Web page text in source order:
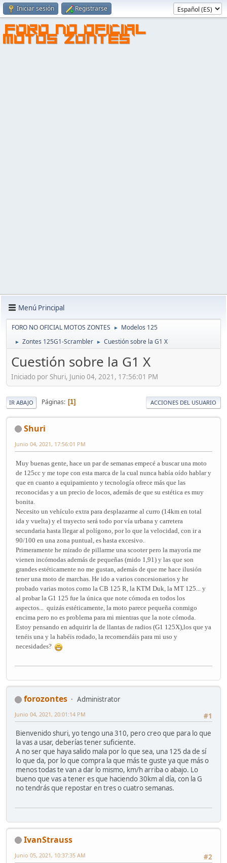
Iniciar sesión Registrarse
FORO NO OFICIAL
MOTOS ZONTES
Menú Principal
FORO NO OFICIAL MOTOS ZONTES ► Modelos 125
► Zontes 125G1-Scrambler ► Cuestión sobre la G1 X
Cuestión sobre la G1 X
Iniciado por Shuri, Junio 04, 2021, 17:56:01 PM
IR ABAJO Páginas 1 ACCIONES DEL USUARIO
Shuri
Junio 04, 2021, 17:56:01 PM
Muy buenas gente, hace un par de semanas empecé a buscar una moto
de 125cc y me tope con esta marca de la cual nunca había oído hablar y
que en cuanto a equipamiento y tecnología ofrece más que las
reconocidas y a un precio de locos, además de que su estética es muy
bonita.
Necesito un vehículo extra para desplazarme al curro (14km en total
ida y vuelta) y el trayecto será todo por vía urbana y carretera
secundaria hasta llegar al polígono, por lo que la velocidad, con ir a
90/100 en una zona puntual, es hasta excesivo.
Primeramente he mirado de pillarme una scooter pero la mayoría me
vienen incómodas además de pequeñas (mido 1,91) y las que son
grandes estéticamente no me gustan, además de que me hace ilusión
tener una moto de marchas. He ido a varios concesionarios y he
probado varias motos como la CB 125 R, la KTM Duk, la MT 125... y
al probar la G1 125 fue la única que note cómoda en todos los
aspectos... quizás estéticamente, la moto parece pequeña conmigo
encima pero no es problema para mi mientras que la note cómoda.
Estoy pensando en adquirir la de llantas de radios (G1 125X),los que ya
tenéis una y la habéis rodado, la recomendáis para mi uso y
necesidades?
forozontes
Administrator
#1
Junio 04, 2021, 20:01:14 PM
Bienvenido shuri, yo tengo una 310, pero creo que para lo que
la vas a usar, deberías tener suficiente.
A no ser que haya salido mala por lo que sea, una 125 da de sí
lo que da, por lo que compra la que más te guste ya que más o
menos todas te van a dar lo mismo, km/h arriba o abajo. Lo
bueno que vas a tener es que haciendo 30km al día, con la G
no tendrás que repostar en tres o cuatro semanas.
IvanStrauss
#2
Junio 05, 2021, 10:37:35 AM